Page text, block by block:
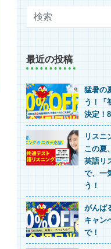
最近の投稿
猛暑の
う！「
決定！
リスニ
この夏
英語リ
で、一
う！
がんば
キャン
で！